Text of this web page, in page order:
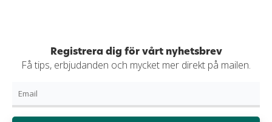
Registrera dig för vårt nyhetsbrev
Få tips, erbjudanden och mycket mer direkt på mailen.